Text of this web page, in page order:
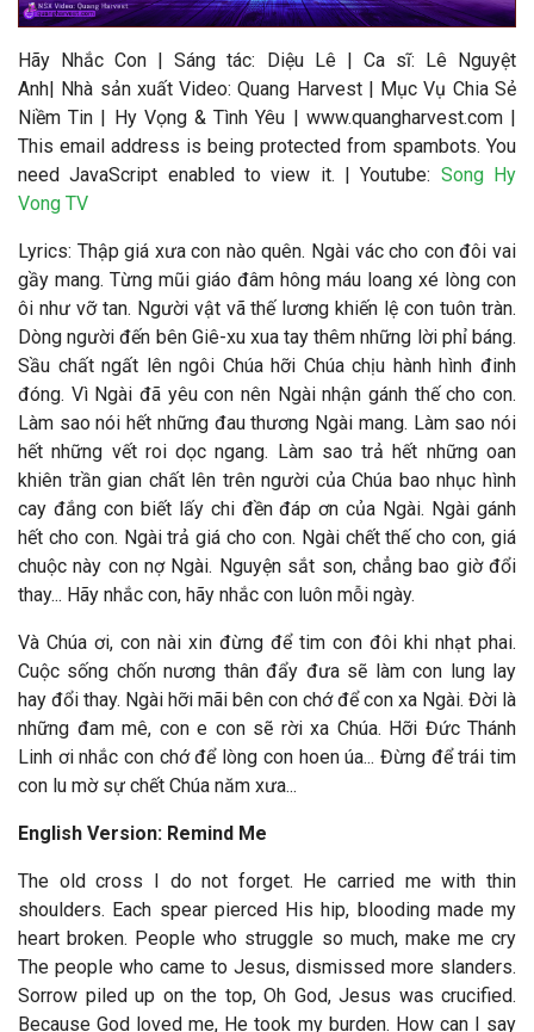
Hãy Nhắc Con | Sáng tác: Diệu Lê| Ca sĩ: Lê Nguyệt
Anh| Nhà sản xuất Video: Quang Harvest | Mục Vụ Chia Sẻ
Niềm Tin | Hy Vọng & Tình Yêu | www.quangharvest.com |
This email address is being protected from spambots. You
need JavaScript enabled to view it. | Youtube: Song Hy
Vong TV
Lyrics: Thập giá xưa con nào quên. Ngài vác cho con đôi vai
gầy mang. Từng mũi giáo đâm hông máu loang xé lòng con
ôi như vỡ tan. Người vật vã thế lương khiến lệ con tuôn tràn.
Dòng người đến bên Giê-xu xua tay thêm những lời phỉ báng.
Sầu chất ngất lên ngôi Chúa hỡi Chúa chịu hành hình đinh
đóng. Vì Ngài đã yêu con nên Ngài nhận gánh thế cho con.
Làm sao nói hết những đau thương Ngài mang. Làm sao nói
hết những vết roi dọc ngang. Làm sao trả hết những oan
khiên trần gian chất lên trên người của Chúa bao nhục hình
cay đắng con biết lấy chi đền đáp ơn của Ngài. Ngài gánh
hết cho con. Ngài trả giá cho con. Ngài chết thế cho con, giá
chuộc này con nợ Ngài. Nguyện sắt son, chẳng bao giờ đổi
thay... Hãy nhắc con, hãy nhắc con luôn mỗi ngày.
Và Chúa ơi, con nài xin đừng để tim con đôi khi nhạt phai.
Cuộc sống chốn nương thân đẩy đưa sẽ làm con lung lay
hay đổi thay. Ngài hỡi mãi bên con chớ để con xa Ngài. Đời là
những đam mê, con e con sẽ rời xa Chúa. Hỡi Đức Thánh
Linh ơi nhắc con chớ để lòng con hoen úa... Đừng để trái tim
con lu mờ sự chết Chúa năm xưa...
English Version: Remind Me
The old cross I do not forget. He carried me with thin
shoulders. Each spear pierced His hip, blooding made my
heart broken. People who struggle so much, make me cry
The people who came to Jesus, dismissed more slanders.
Sorrow piled up on the top, Oh God, Jesus was crucified.
Because God loved me, He took my burden. How can I say